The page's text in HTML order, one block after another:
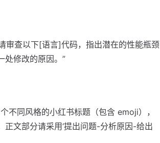
审查以下[语言]代码，指出潜在的性能瓶颈
处修改的原因。”
不同风格的小红书标题（包含 emoji），
文部分请采用‘提出问题-分析原因-给出